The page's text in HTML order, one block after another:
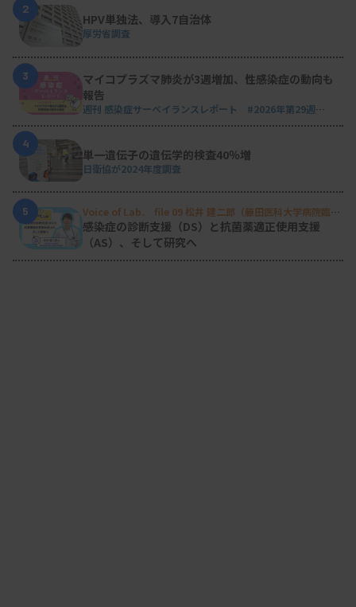
2
HPV単独法、導入7自治体
厚労省調査
3
マイコプラズマ肺炎が3週増加、性感染症の動向も
報告
週刊 感染症サーベイランスレポート #2026年第29週
4
単一遺伝子の遺伝学的検査40％増
日衛協が2024年度調査
5
Voice of Lab. file 09 松井 建二郎（藤田医科大学病院臨床
検査部微生物遺伝子検査室）
感染症の診断支援（DS）と抗菌薬適正使用支援
（AS）、そして研究へ